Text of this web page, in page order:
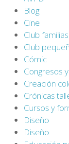
Blog
Cine
Club
Club
Cómic
Congresos
Creación
Crónicas
Cursos y
Diseño
Diseño